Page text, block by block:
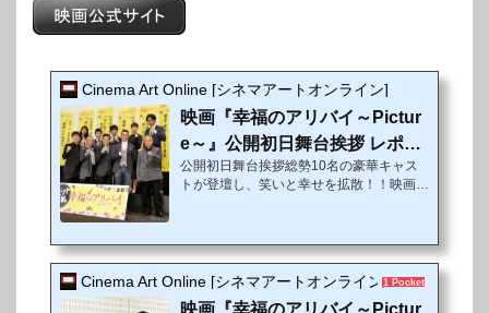
Cinema Art Online [シネマアートオンライン]
映画『幸福のアリバイ～Pictur
e～』公開初日舞台挨拶 レポー
ト
公開初日舞台挨拶総勢10名の豪華キャス
トが登壇し、笑いと幸せを拡散！！映画
じめ、出演者の中井貴一、柳葉敏郎、大地
康雄、山崎樹範、浅利陽介、木南晴夏、入
Cinema Art Online [シネマアートオンライン]1 Pocket